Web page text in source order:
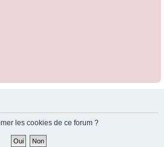
les cookies de ce forum ?